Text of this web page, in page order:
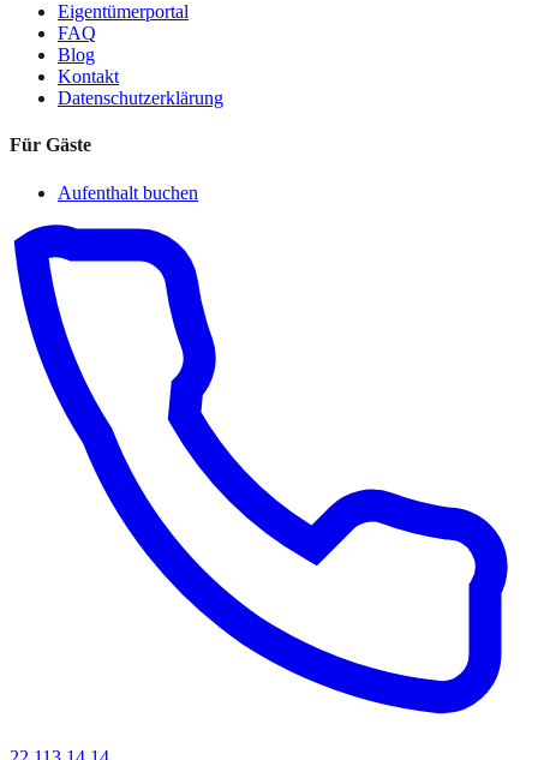
Eigentümerportal
FAQ
Blog
Kontakt
Datenschutzerklärung
Für Gäste
Aufenthalt buchen